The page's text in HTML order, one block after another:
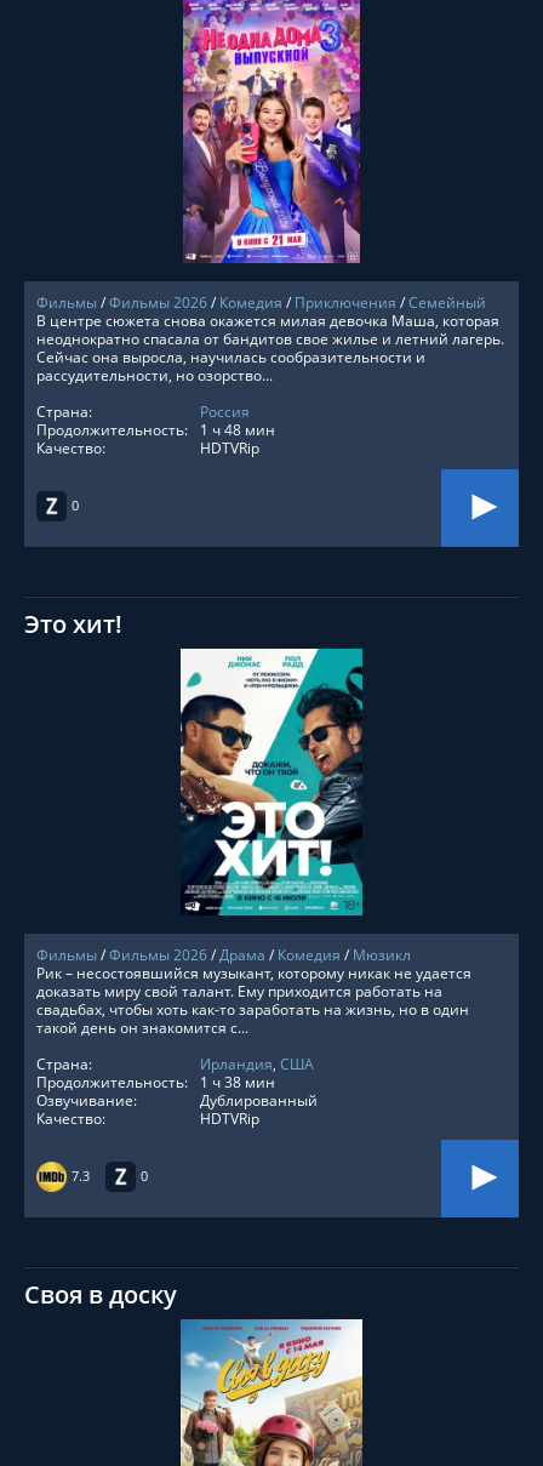
СМОТРЕТЬ ОНЛАЙН
Фильмы/Фильмы 2026/ Комедия / Приключения /Семейный
0
В центре сюжета снова окажется милая девочка Маша, которая
неоднократно спасала от бандитов свое жилье и летний лагерь.
Сейчас она выросла, научилась сообразительности и
рассудительности, но озорство...
Страна:
Россия
Продолжительность:
1 ч 48 мин
Качество:
HDTVRip
Это хит!
СМОТРЕТЬ ОНЛАЙН
Фильмы/Фильмы 2026/Драма / Комедия / Мюзикл
7.3 0
Рик – несостоявшийся музыкант, которому никак не удается
доказать миру свой талант. Ему приходится работать на
свадьбах, чтобы хоть как-то заработать на жизнь, но в один
такой день он знакомится с...
Страна:
Ирландия, США
Продолжительность:
1 ч 38 мин
Озвучивание:
Дублированный
Качество:
HDTVRip
Своя в доску